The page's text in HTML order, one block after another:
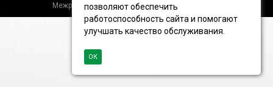
Межрегиональная кабельная компания, 2016 ©
позволяют обеспечить
работоспособность сайта и помогают
улучшать качество обслуживания.
ОК